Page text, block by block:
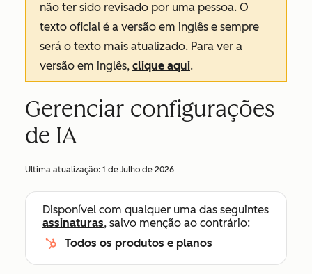
não ter sido revisado por uma pessoa. O
texto oficial é a versão em inglês e sempre
será o texto mais atualizado. Para ver a
versão em inglês, clique aqui.
Gerenciar configurações
de IA
Ultima atualização: 1 de Julho de 2026
Disponível com qualquer uma das seguintes
assinaturas, salvo menção ao contrário:
Todos os produtos e planos